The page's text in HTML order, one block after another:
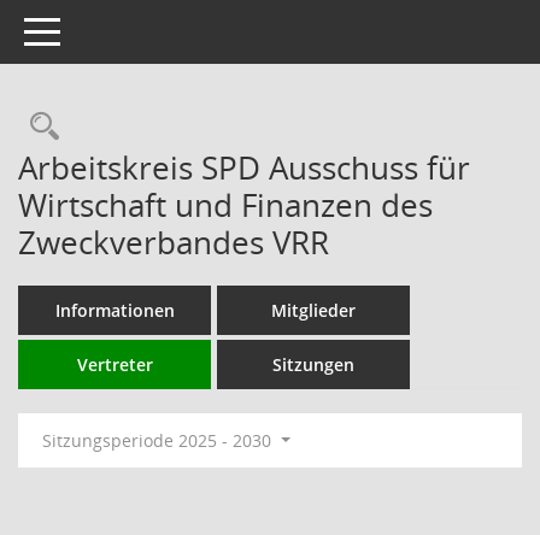
Toggle navigation
Rechercheauswahl
Arbeitskreis SPD Ausschuss für
Wirtschaft und Finanzen des
Zweckverbandes VRR
Informationen Mitglieder
Vertreter Sitzungen
Sitzungsperiode 2025 - 2030